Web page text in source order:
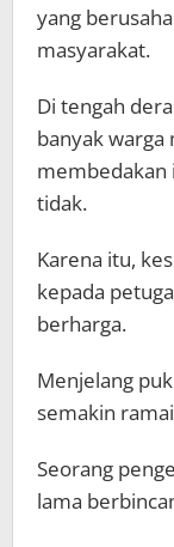
yang
masyarakat.
Di tengah
banyak warga
membedakan
tidak.
Karena itu,
kepada
berharga.
Menjelang
semakin
Seorang
lama